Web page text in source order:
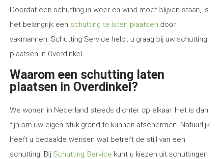
Doordat een schutting in weer en wind moet blijven staan, is
het belangrijk een schutting te laten plaatsen door
vakmannen. Schutting Service helpt u graag bij uw schutting
plaatsen in Overdinkel.
Waarom een schutting laten
plaatsen in Overdinkel?
We wonen in Nederland steeds dichter op elkaar. Het is dan
fijn om uw eigen stuk grond te kunnen afschermen. Natuurlijk
heeft u bepaalde wensen wat betreft de stijl van een
schutting. Bij Schutting Service kunt u kiezen uit schuttingen